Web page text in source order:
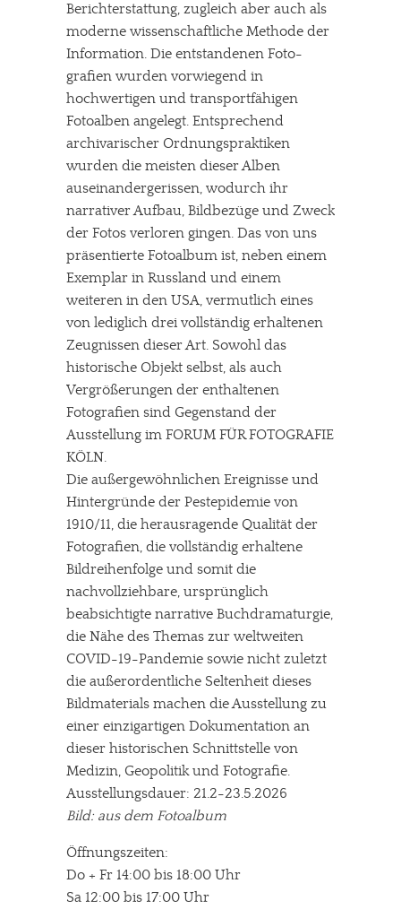
Berichterstattung, zugleich aber auch als
moderne wissenschaftliche Methode der
Information. Die entstandenen Foto-
grafien wurden vorwiegend in
hochwertigen und transportfähigen
Fotoalben angelegt. Entsprechend
archivarischer Ordnungspraktiken
wurden die meisten dieser Alben
auseinandergerissen, wodurch ihr
narrativer Aufbau, Bildbezüge und Zweck
der Fotos verloren gingen. Das von uns
präsentierte Fotoalbum ist, neben einem
Exemplar in Russland und einem
weiteren in den USA, vermutlich eines
von lediglich drei vollständig erhaltenen
Zeugnissen dieser Art. Sowohl das
historische Objekt selbst, als auch
Vergrößerungen der enthaltenen
Fotografien sind Gegenstand der
Ausstellung im FORUM FÜR FOTOGRAFIE
KÖLN.
Die außergewöhnlichen Ereignisse und
Hintergründe der Pestepidemie von
1910/11, die herausragende Qualität der
Fotografien, die vollständig erhaltene
Bildreihenfolge und somit die
nachvollziehbare, ursprünglich
beabsichtigte narrative Buchdramaturgie,
die Nähe des Themas zur weltweiten
COVID-19-Pandemie sowie nicht zuletzt
die außerordentliche Seltenheit dieses
Bildmaterials machen die Ausstellung zu
einer einzigartigen Dokumentation an
dieser historischen Schnittstelle von
Medizin, Geopolitik und Fotografie.
Ausstellungsdauer: 21.2-23.5.2026
Bild: aus dem Fotoalbum
Öffnungszeiten:
Do + Fr 14:00 bis 18:00 Uhr
Sa 12:00 bis 17:00 Uhr